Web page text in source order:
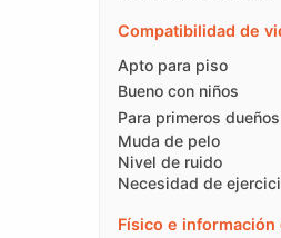
Compatibilidad de
Apto para piso
Bueno con niños
Para primeros dueños
Muda de pelo
Nivel de ruido
Necesidad de
Físico e información